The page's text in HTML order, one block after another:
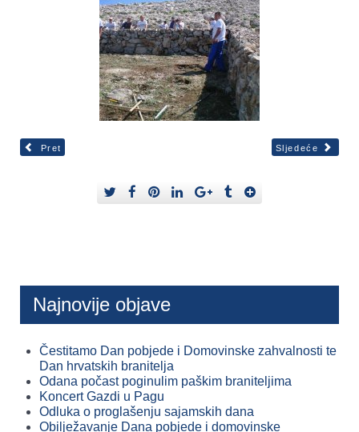
Pret Sljedeće
Najnovije objave
Čestitamo Dan pobjede i Domovinske zahvalnosti te
Dan hrvatskih branitelja
Odana počast poginulim paškim braniteljima
Koncert Gazdi u Pagu
Odluka o proglašenju sajamskih dana
Obilježavanje Dana pobjede i domovinske